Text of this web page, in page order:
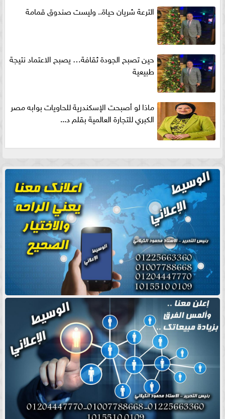
الترعة شريان حياة.. وليست صندوق قمامة
حين تصبح الجودة ثقافة… يصبح الاعتماد نتيجة
طبيعية
ماذا لو أصبحت الإسكندرية للحاويات بوابه مصر
الكبري للتجارة العالمية بقلم د...